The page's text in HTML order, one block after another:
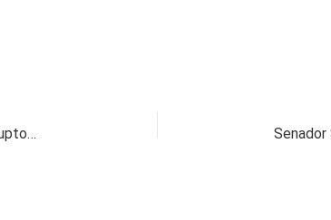
En Pereira y Dosquebradas cayeron contratistas corruptos de Coljuegos